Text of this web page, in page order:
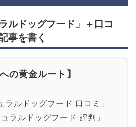
ルドッグフード」＋口コ
事を書く
の黄金ルート】
ラルドッグフード 口コミ」
ラルドッグフード 評判」